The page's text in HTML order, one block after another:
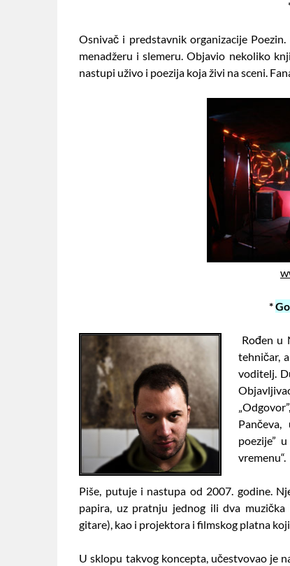
Osnivač i predstavnik organizacije
menadžeru i slemeru. Objavio nekoliko
nastupi uživo i poezija koja živi na sceni.
*
Rođen u
tehničar,
voditelj.
poezije”
vremenu“.
Piše, putuje i nastupa od 2007. godine.
papira, uz pratnju jednog ili dva
gitare), kao i projektora i filmskog platna
U sklopu takvog koncepta, učestvovao je